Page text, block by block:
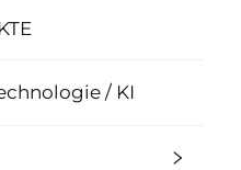
/ KI